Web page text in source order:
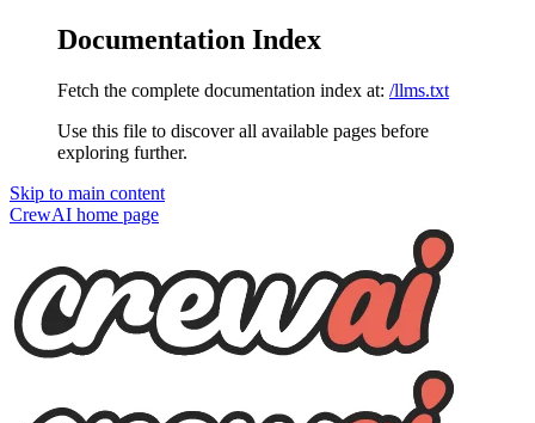
Documentation Index
Fetch the complete documentation index at: /llms.txt
Use this file to discover all available pages before
exploring further.
Skip to main content
CrewAI home page